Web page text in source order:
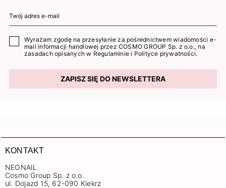
Wyrażam zgodę na przesyłanie za pośrednictwem wiadomości e-
mail informacji handlowej przez COSMO GROUP Sp. z o.o., na
zasadach opisanych w Regulaminie i Polityce prywatności.
ZAPISZ SIĘ DO NEWSLETTERA
KONTAKT
NEONAIL
Cosmo Group Sp. z o.o.
ul. Dojazd 15, 62-090 Kiekrz